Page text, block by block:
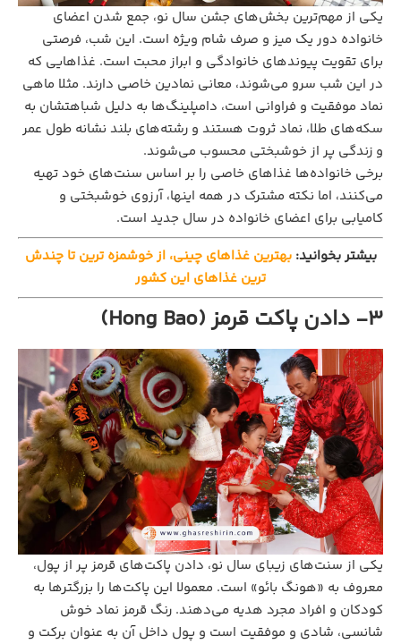
یکی از مهم‌ترین بخش‌های جشن سال نو، جمع شدن اعضای
خانواده دور یک میز و صرف شام ویژه است. این شب، فرصتی
برای تقویت پیوندهای خانوادگی و ابراز محبت است. غذاهایی که
در این شب سرو می‌شوند، معانی نمادین خاصی دارند. مثلا ماهی
نماد موفقیت و فراوانی است، دامپلینگ‌ها به دلیل شباهتشان به
سکه‌های طلا، نماد ثروت هستند و رشته‌های بلند نشانه طول عمر
و زندگی پر از خوشبختی محسوب می‌شوند.
برخی خانواده‌ها غذاهای خاصی را بر اساس سنت‌های خود تهیه
می‌کنند، اما نکته مشترک در همه اینها، آرزوی خوشبختی و
کامیابی برای اعضای خانواده در سال جدید است.
بیشتر بخوانید:بهترین غذاهای چینی، از خوشمزه ترین تا چندش
ترین غذاهای این کشور
3- دادن پاکت قرمز (Hong Bao)
یکی از سنت‌های زیبای سال نو، دادن پاکت‌های قرمز پر از پول،
معروف به «هونگ بائو» است. معمولا این پاکت‌ها را بزرگترها به
کودکان و افراد مجرد هدیه می‌دهند. رنگ قرمز نماد خوش
شانسی، شادی و موفقیت است و پول داخل آن به عنوان برکت و